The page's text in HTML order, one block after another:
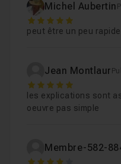
Michel Aubertin
5
peut être un peu rapide
Jean Montlaur
5
les explications sont
oeuvre pas simple
Membre-582-